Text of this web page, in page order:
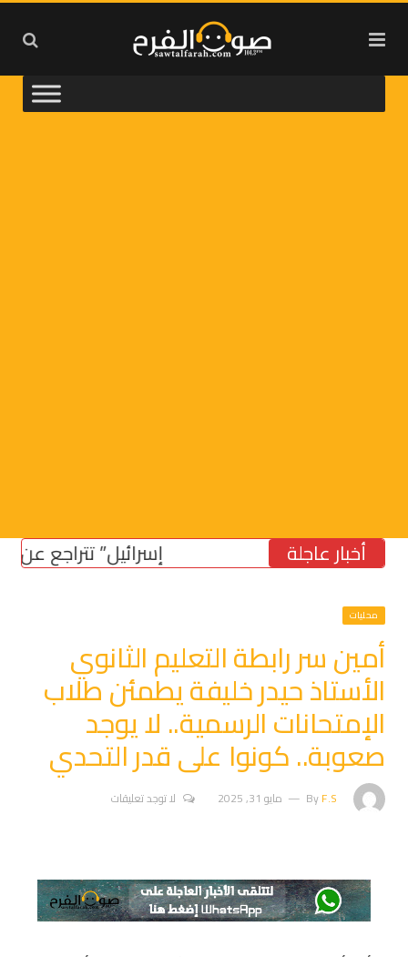
أخبار عاجلة “إسرائيل” تتراجع عن
محليات
أمين سر رابطة التعليم الثانوي
الأستاذ حيدر خليفة يطمئن طلاب
الإمتحانات الرسمية.. لا يوجد
صعوبة.. كونوا على قدر التحدي
ByF.S مايو 31, 2025 لا توجد تعليقات